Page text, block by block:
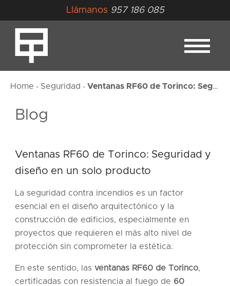
Llámanos 957 186 085
Home - Seguridad - Ventanas RF60 de Torinco: Seguridad y diseño en un solo producto
Blog
Ventanas RF60 de Torinco: Seguridad y
diseño en un solo producto
La seguridad contra incendios es un factor
esencial en el diseño arquitectónico y la
construcción de edificios, especialmente en
proyectos que requieren el más alto nivel de
protección sin comprometer la estética.
En este sentido, las ventanas RF60 de Torinco,
certificadas con resistencia al fuego de 60